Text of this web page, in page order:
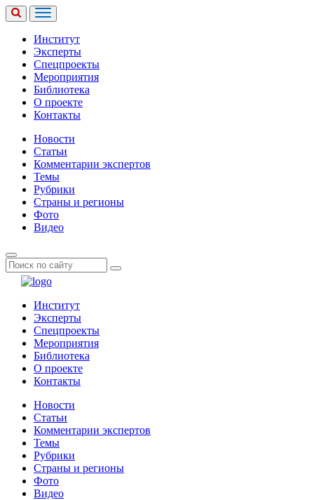
Институт
Эксперты
Спецпроекты
Мероприятия
Библиотека
О проекте
Контакты
Новости
Статьи
Комментарии экспертов
Темы
Рубрики
Страны и регионы
Фото
Видео
Институт
Эксперты
Спецпроекты
Мероприятия
Библиотека
О проекте
Контакты
Новости
Статьи
Комментарии экспертов
Темы
Рубрики
Страны и регионы
Фото
Видео